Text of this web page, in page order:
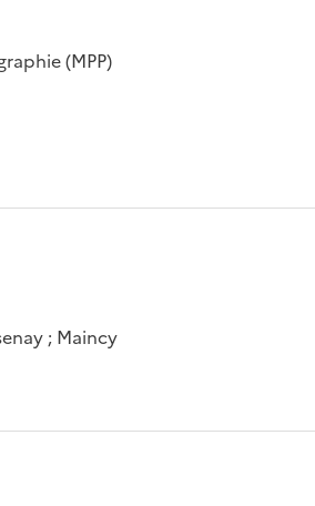
(MPP)
; Maincy